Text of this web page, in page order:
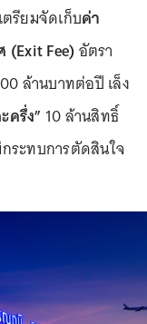
รียมจัดเก็บค่า
(Exit Fee)อัตรา
ล้านบาทต่อปี เล็ง
ครึ่ง”10 ล้านสิทธิ์
ระทบการตัดสินใจ